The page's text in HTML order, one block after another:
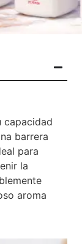
capacidad
barrera
para
la
aroma